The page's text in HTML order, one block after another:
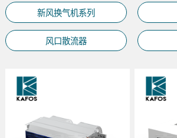
新风换气机系列
风口散流器